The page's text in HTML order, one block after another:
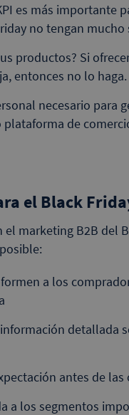
es más importante
no tengan mucho
productos? Si
entonces no lo haga.
necesario para
de
el Black
marketing B2B del
a los
detallada
antes de las
a los segmentos